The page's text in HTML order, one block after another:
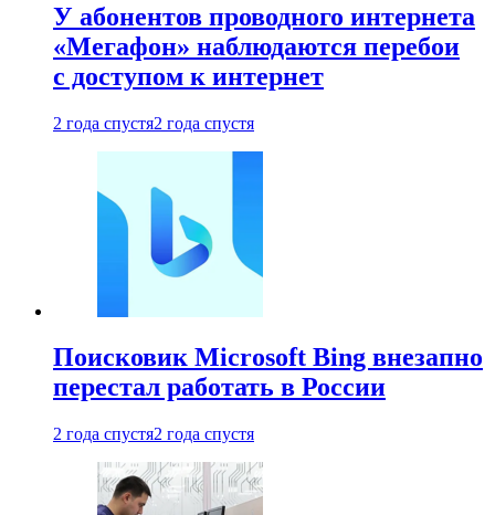
У абонентов проводного интернета
«Мегафон» наблюдаются перебои
с доступом к интернет
2 года спустя2 года спустя
Поисковик Microsoft Bing внезапно
перестал работать в России
2 года спустя2 года спустя